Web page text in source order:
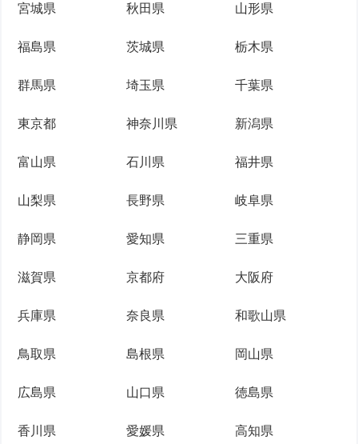
宮城県 秋田県 山形県
福島県 茨城県 栃木県
群馬県 埼玉県 千葉県
東京都 神奈川県 新潟県
富山県 石川県 福井県
山梨県 長野県 岐阜県
静岡県 愛知県 三重県
滋賀県 京都府 大阪府
兵庫県 奈良県 和歌山県
鳥取県 島根県 岡山県
広島県 山口県 徳島県
香川県 愛媛県 高知県